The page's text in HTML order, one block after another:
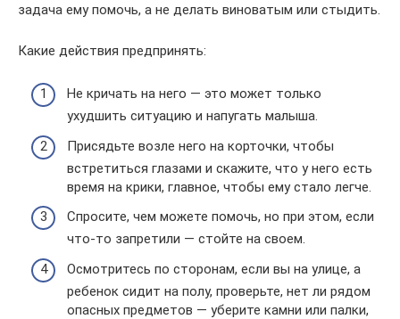
задача ему помочь, а не делать виноватым или стыдить.
Какие действия предпринять:
Не кричать на него — это может только
ухудшить ситуацию и напугать малыша.
Присядьте возле него на корточки, чтобы
встретиться глазами и скажите, что у него есть
время на крики, главное, чтобы ему стало легче.
Спросите, чем можете помочь, но при этом, если
что-то запретили — стойте на своем.
Осмотритесь по сторонам, если вы на улице, а
ребенок сидит на полу, проверьте, нет ли рядом
опасных предметов — уберите камни или палки,